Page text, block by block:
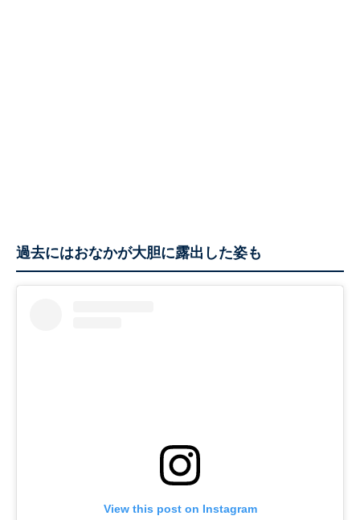
過去にはおなかが大胆に露出した姿も
View this post on Instagram